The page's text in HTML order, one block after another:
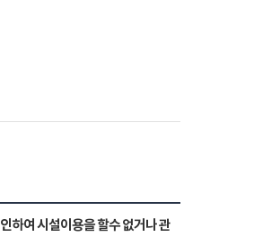
하여 시설이용을 할수 없거나 관